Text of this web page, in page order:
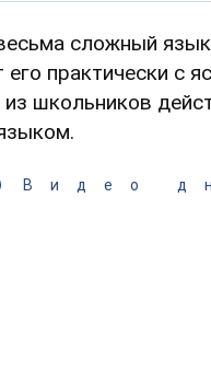
сложный
практически с
из школьников
Видео